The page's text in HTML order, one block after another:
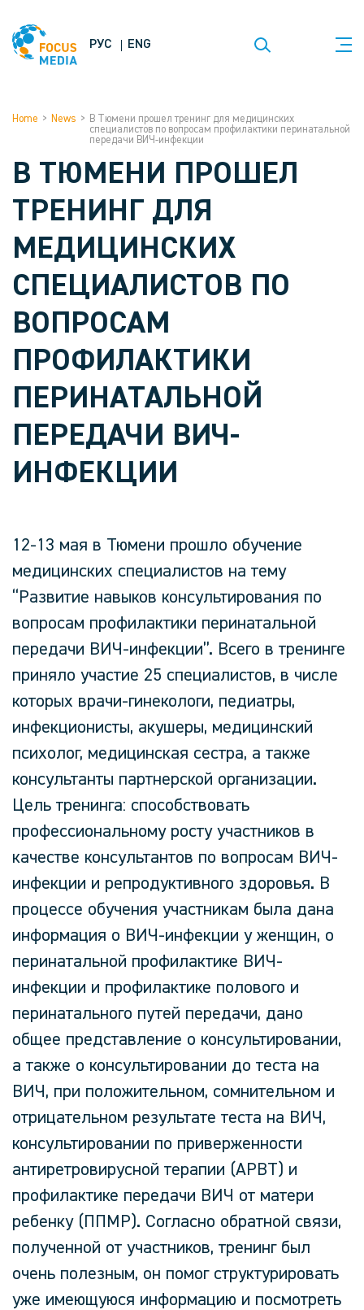
РУС ENG
Home > News >
В Тюмени прошел тренинг для медицинских
специалистов по вопросам профилактики перинатальной
передачи ВИЧ-инфекции
В ТЮМЕНИ ПРОШЕЛ
ТРЕНИНГ ДЛЯ
МЕДИЦИНСКИХ
СПЕЦИАЛИСТОВ ПО
ВОПРОСАМ
ПРОФИЛАКТИКИ
ПЕРИНАТАЛЬНОЙ
ПЕРЕДАЧИ ВИЧ-
ИНФЕКЦИИ
12-13 мая в Тюмени прошло обучение
медицинских специалистов на тему
“Развитие навыков консультирования по
вопросам профилактики перинатальной
передачи ВИЧ-инфекции”. Всего в тренинге
приняло участие 25 специалистов, в числе
которых врачи-гинекологи, педиатры,
инфекционисты, акушеры, медицинский
психолог, медицинская сестра, а также
консультанты партнерской организации.
Цель тренинга: способствовать
профессиональному росту участников в
качестве консультантов по вопросам ВИЧ-
инфекции и репродуктивного здоровья. В
процессе обучения участникам была дана
информация о ВИЧ-инфекции у женщин, о
перинатальной профилактике ВИЧ-
инфекции и профилактике полового и
перинатального путей передачи, дано
общее представление о консультировании,
а также о консультировании до теста на
ВИЧ, при положительном, сомнительном и
отрицательном результате теста на ВИЧ,
консультировании по приверженности
антиретровирусной терапии (АРВТ) и
профилактике передачи ВИЧ от матери
ребенку (ППМР). Согласно обратной связи,
полученной от участников, тренинг был
очень полезным, он помог структурировать
уже имеющуюся информацию и посмотреть